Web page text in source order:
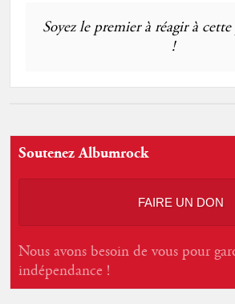
Soyez le premier à réagir à
!
Soutenez Albumrock
FAIRE UN DON
Nous avons besoin de vous pour
indépendance !